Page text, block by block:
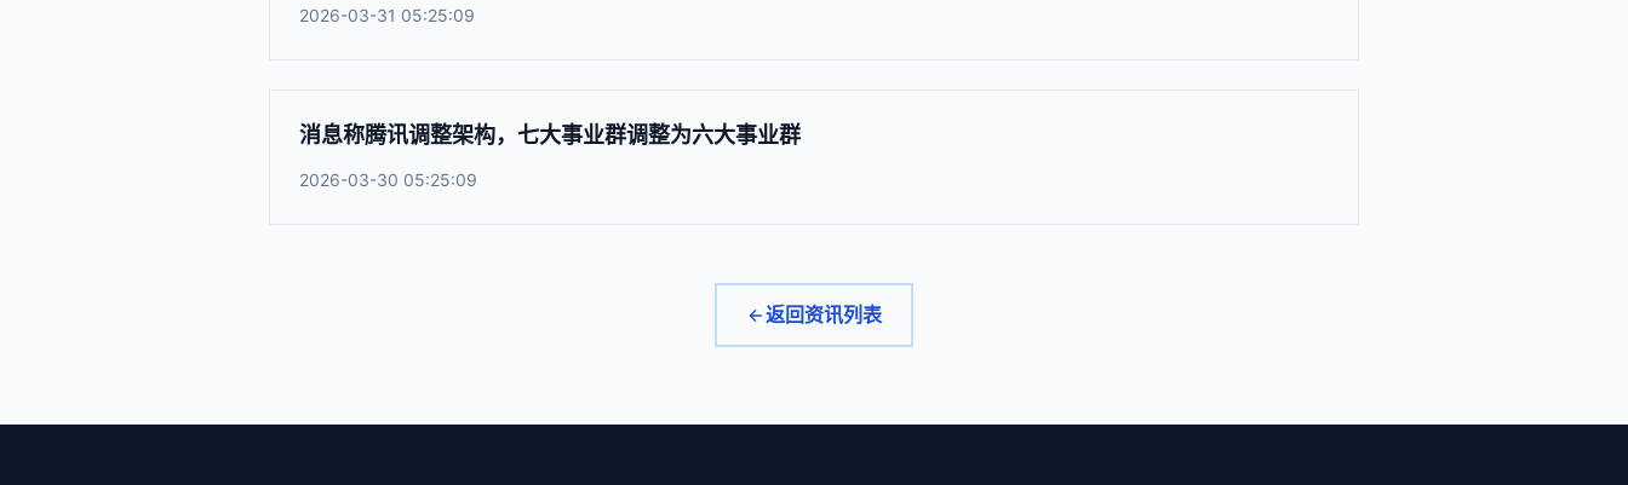
2026-03-31 05:25:09
消息称腾讯调整架构，七大事业群调整为六大事业群
2026-03-30 05:25:09
返回资讯列表